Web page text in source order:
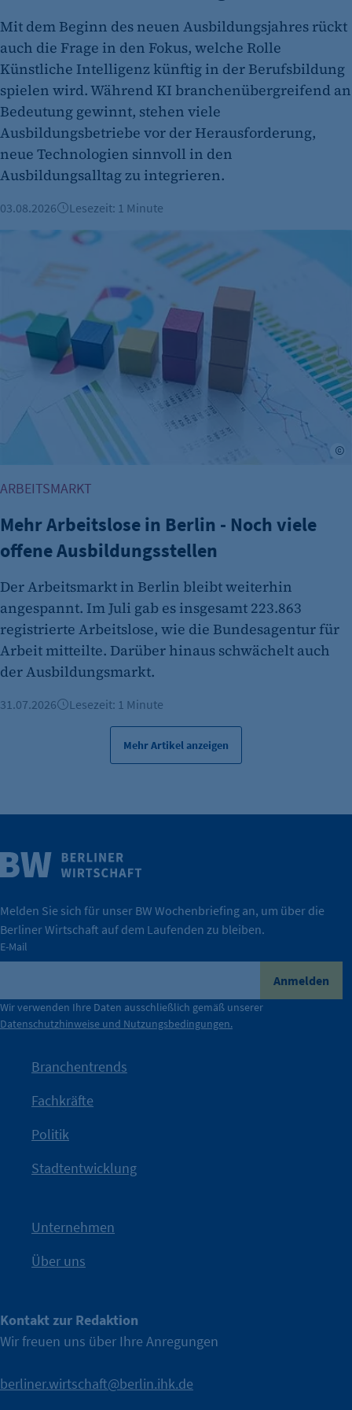
etracker Analytics
Name:
et_oi_v2
Anbieter:
etracker GmbH
Zweck:
Cookie Erkennung
etracker Analytics
Name:
et_allow_cookies
etracker GmbH
480 Tage
etracker Analytics
Name:
isSdEnabled
Anbieter:
etracker GmbH
Erkennung, ob bei dem Besucher die
Cookie Laufzeit:
IHK Berlin. Offizieller Unterstützer der Berliner Wirtschaft.
Nach einer aufmerksamkeitsstarken Teaserphase geht die
Kampagne der IHK Berlin in die nächste Stufe. Mit
IHK?“wurde bewusst Neugier geweckt und Gespräche
mit Haltung.
Die Unternehmer stehen stellvertretend für die Vielfalt
der Berliner Wirtschaft.
Durch ihre Perspektiven wird deutlich, was der Claim
konkret bedeutet – und wie die IHK Berlin Unternehmen
tatsächlich unterstützt.
Wirtschaft.
Weitere Infos
Mit dem Beginn des neuen Ausbildungsjahres rückt
auch die Frage in den Fokus, welche Rolle
Künstliche Intelligenz künftig in der Berufsbildung
spielen wird. Während KI branchenübergreifend an
Bedeutung gewinnt, stehen viele
Ausbildungsbetriebe vor der Herausforderung,
neue Technologien sinnvoll in den
Ausbildungsalltag zu integrieren.
03.08.2026 Lesezeit: 1 Minute
Mehr Arbeitslose in Berlin - Noch viele offene
ARBEITSMARKT
Mehr Arbeitslose in Berlin - Noch viele
offene Ausbildungsstellen
Der Arbeitsmarkt in Berlin bleibt weiterhin
angespannt. Im Juli gab es insgesamt 223.863
registrierte Arbeitslose, wie die Bundesagentur für
Arbeit mitteilte. Darüber hinaus schwächelt auch
der Ausbildungsmarkt.
31.07.2026 Lesezeit: 1 Minute
Mehr Artikel anzeigen
Melden Sie sich für unser BW Wochenbriefing an, um über die
Berliner Wirtschaft auf dem Laufenden zu bleiben.
E-Mail
Anmelden
Wir verwenden Ihre Daten ausschließlich gemäß unserer
Datenschutzhinweise und Nutzungsbedingungen.
Branchentrends
Fachkräfte
Politik
Stadtentwicklung
Unternehmen
Über uns
Kontakt zur Redaktion
Wir freuen uns über Ihre Anregungen
berliner.wirtschaft@berlin.ihk.de